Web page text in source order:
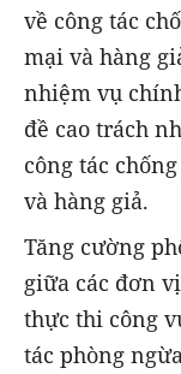
về công tác
mại và hàng
nhiệm vụ
đề cao trách
công tác
và hàng giả.
Tăng cường
giữa các đơn
thực thi công
tác phòng